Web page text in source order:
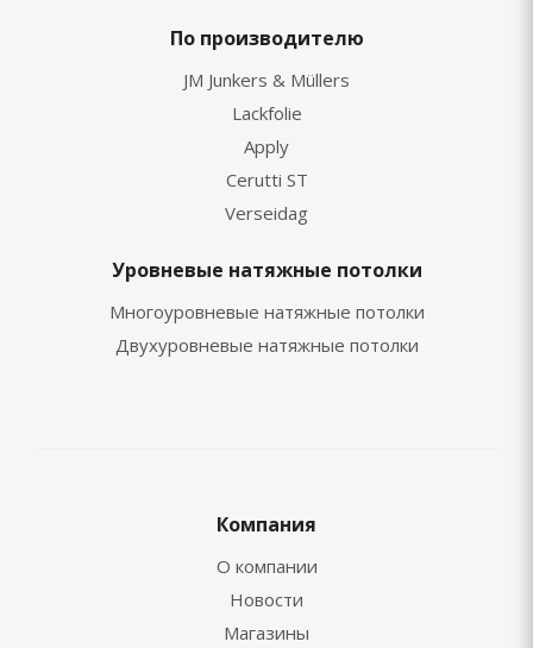
По производителю
JM Junkers & Müllers
Lackfolie
Apply
Cerutti ST
Verseidag
Уровневые натяжные потолки
Многоуровневые натяжные потолки
Двухуровневые натяжные потолки
Компания
О компании
Новости
Магазины